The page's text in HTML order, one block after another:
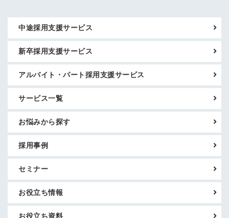
中途採用支援サービス
新卒採用支援サービス
アルバイト・パート採用支援サービス
サービス一覧
お悩みから探す
採用事例
セミナー
お役立ち情報
お役立ち資料